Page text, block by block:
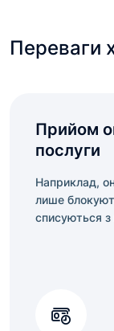
Переваги
Прийом
послуги
Наприклад,
лише
списуються з